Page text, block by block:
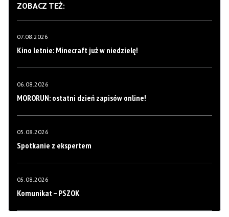
ZOBACZ TEŻ:
07.08.2026
Kino letnie: Minecraft już w niedzielę!
06.08.2026
MORORUN: ostatni dzień zapisów online!
05.08.2026
Spotkanie z ekspertem
05.08.2026
Komunikat – PSZOK